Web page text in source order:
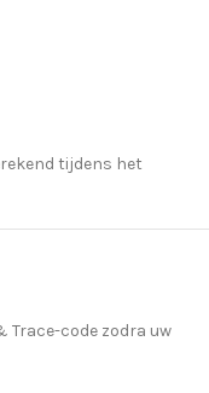
tijdens het
Trace-code zodra uw